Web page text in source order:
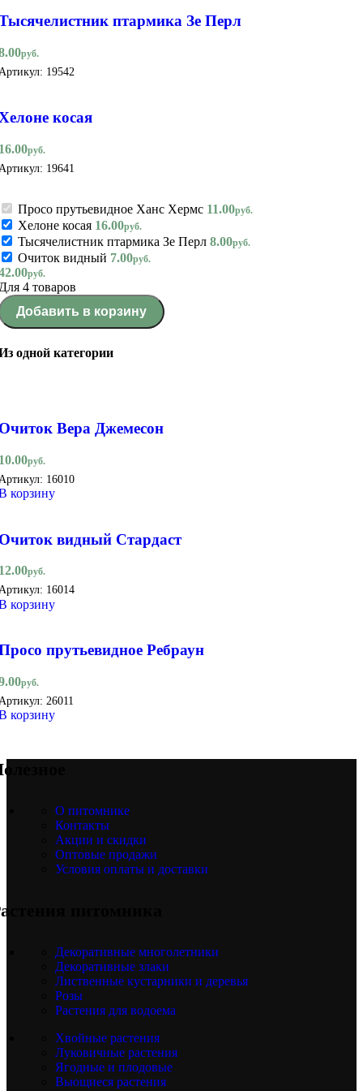
птармика Зе Перл
руб.
19542
косая
руб.
19641
Просо прутьевидное Ханс Хермс 11.00руб.
Хелоне косая 16.00руб.
Тысячелистник птармика Зе Перл 8.00руб.
Очиток видный 7.00руб.
руб.
4 товаров
Добавить в корзину
одной категории
Вера Джемесон
руб.
16010
корзину
видный Стардаст
руб.
16014
корзину
прутьевидное Ребраун
руб.
26011
корзину
О питомнике
Контакты
Акции и скидки
Оптовые продажи
Условия оплаты и доставки
питомника
Декоративные многолетники
Декоративные злаки
Лиственные кустарники и деревья
Розы
Растения для водоема
Хвойные растения
Луковичные растения
Ягодные и плодовые
Вьющиеся растения